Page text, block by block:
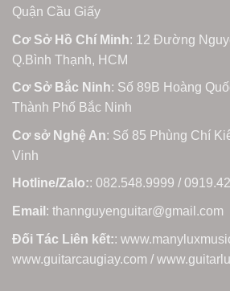
Quận Cầu Giấy
Cơ Sở Hồ Chí Minh: 12 Đường
Q.Bình Thạnh, HCM
Cơ Sở Bắc Ninh: Số 89B Hoàng
Thành Phố Bắc Ninh
Cơ sở Nghệ An: Số 85 Phùng Chí
Vinh
Hotline/Zalo:: 082.548.9999 /
Email : thannguyenguitar@gmail.com
Đối Tác Liên kết::
www.guitarcaugiay.com /